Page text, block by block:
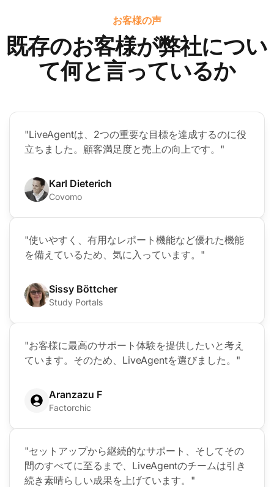
お客様の声
既存のお客様が弊社につい
て何と言っているか
"LiveAgentは、2つの重要な目標を達成するのに役
立ちました。顧客満足度と売上の向上です。"
Karl Dieterich
Covomo
"使いやすく、有用なレポート機能など優れた機能
を備えているため、気に入っています。"
Sissy Böttcher
Study Portals
"お客様に最高のサポート体験を提供したいと考え
ています。そのため、LiveAgentを選びました。"
Aranzazu F
Factorchic
"セットアップから継続的なサポート、そしてその
間のすべてに至るまで、LiveAgentのチームは引き
続き素晴らしい成果を上げています。"